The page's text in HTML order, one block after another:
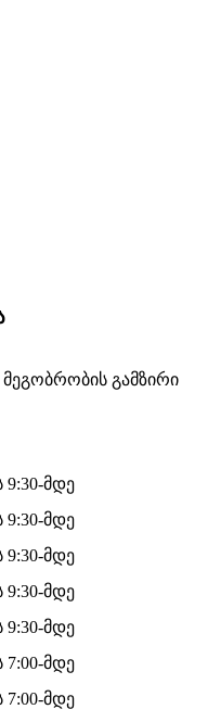
გამზირი
მდე
მდე
მდე
მდე
მდე
მდე
მდე